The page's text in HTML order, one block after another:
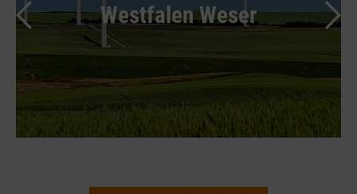
Westfalen Weser